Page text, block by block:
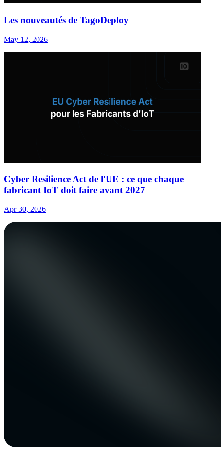
Les nouveautés de TagoDeploy
May 12, 2026
Cyber Resilience Act de l'UE : ce que chaque
fabricant IoT doit faire avant 2027
Apr 30, 2026